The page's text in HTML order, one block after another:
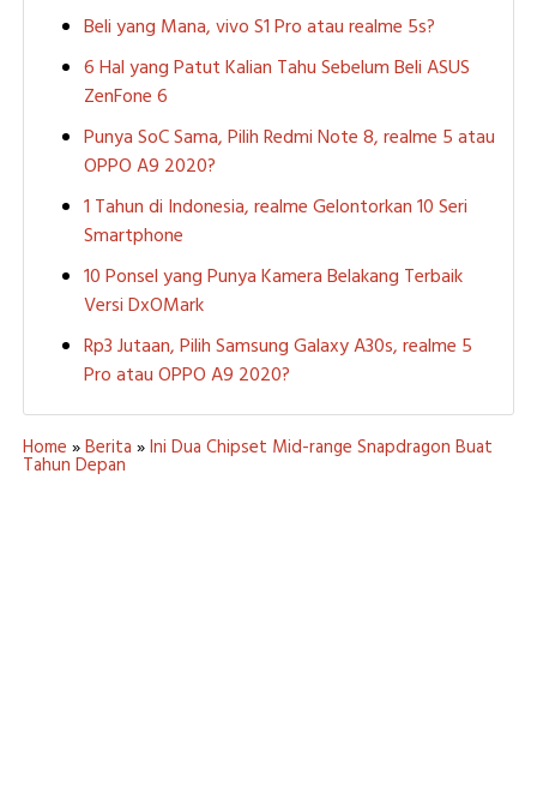
Beli yang Mana, vivo S1 Pro atau realme 5s?
6 Hal yang Patut Kalian Tahu Sebelum Beli ASUS
ZenFone 6
Punya SoC Sama, Pilih Redmi Note 8, realme 5 atau
OPPO A9 2020?
1 Tahun di Indonesia, realme Gelontorkan 10 Seri
Smartphone
10 Ponsel yang Punya Kamera Belakang Terbaik
Versi DxOMark
Rp3 Jutaan, Pilih Samsung Galaxy A30s, realme 5
Pro atau OPPO A9 2020?
Home »Berita »Ini Dua Chipset Mid-range Snapdragon Buat
Tahun Depan